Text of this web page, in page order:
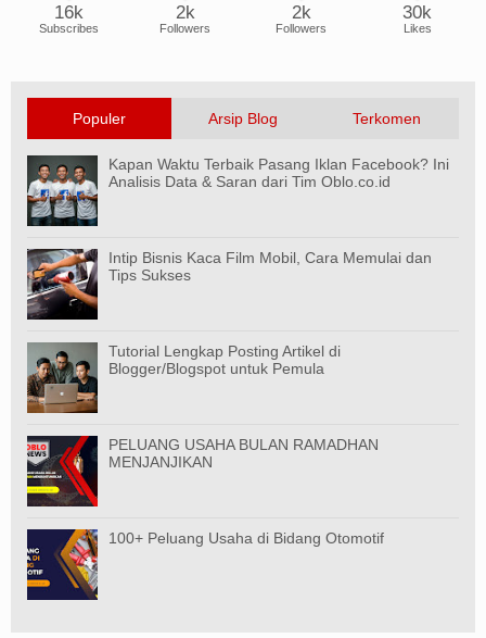
16k
Subscribes
2k
Followers
2k
Followers
30k
Likes
Populer Arsip Blog Terkomen
Kapan Waktu Terbaik Pasang Iklan Facebook? Ini
Analisis Data & Saran dari Tim Oblo.co.id
Intip Bisnis Kaca Film Mobil, Cara Memulai dan
Tips Sukses
Tutorial Lengkap Posting Artikel di
Blogger/Blogspot untuk Pemula
PELUANG USAHA BULAN RAMADHAN
MENJANJIKAN
100+ Peluang Usaha di Bidang Otomotif